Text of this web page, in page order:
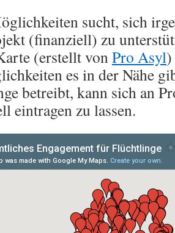
sucht, sich
(finanziell) zu
(erstellt vonPro Asyl
es in der Nähe
betreibt, kann sich an
eintragen zu lassen.